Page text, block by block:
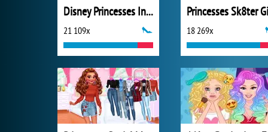
Disney Princesses Instagram Stories
21 109x 18 269x